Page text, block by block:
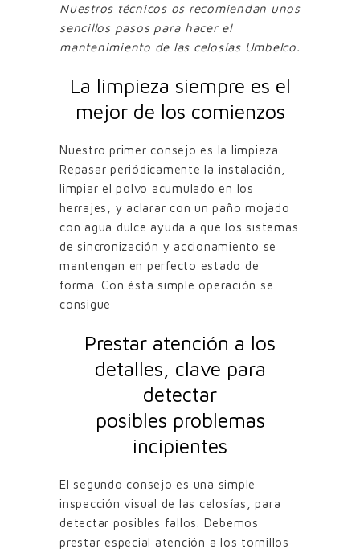
Nuestros técnicos os recomiendan unos
sencillos pasos para hacer el
mantenimiento de las celosías Umbelco.
La limpieza siempre es el
mejor de los comienzos
Nuestro primer consejo es la limpieza.
Repasar periódicamente la instalación,
limpiar el polvo acumulado en los
herrajes, y aclarar con un paño mojado
con agua dulce ayuda a que los sistemas
de sincronización y accionamiento se
mantengan en perfecto estado de
forma. Con ésta simple operación se
consigue
Prestar atención a los
detalles, clave para
detectar
posibles problemas
incipientes
El segundo consejo es una simple
inspección visual de las celosías, para
detectar posibles fallos. Debemos
prestar especial atención a los tornillos